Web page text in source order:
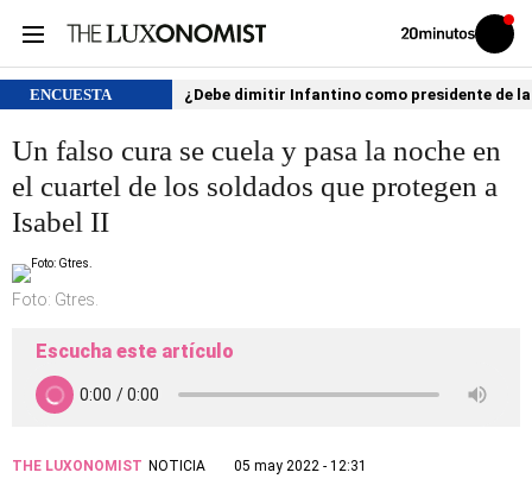
Volver
Iniciar
sesión
ENCUESTA ¿Debe dimitir Infantino como presidente de
Un falso cura se cuela y pasa la noche en
el cuartel de los soldados que protegen a
Isabel II
Foto: Gtres.
Escucha este artículo
THE LUXONOMIST NOTICIA
05 may 2022 - 12:31